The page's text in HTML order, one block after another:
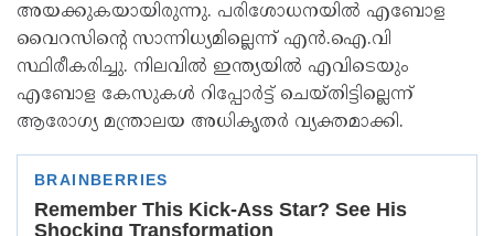
അയക്കുകയായിരുന്നു. പരിശോധനയിൽ എബോള
വൈറസിന്റെ സാന്നിധ്യമില്ലെന്ന് എൻ.ഐ.വി
സ്ഥിരീകരിച്ചു. നിലവിൽ ഇന്ത്യയിൽ എവിടെയും
എബോള കേസുകൾ റിപ്പോർട്ട് ചെയ്തിട്ടില്ലെന്ന്
ആരോഗ്യ മന്ത്രാലയ അധികൃതർ വ്യക്തമാക്കി.